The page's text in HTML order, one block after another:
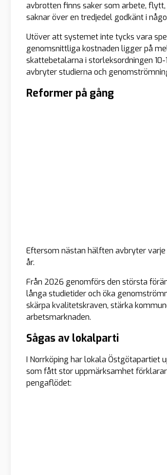
avbrotten finns saker som arbete, flytt,
saknar över en tredjedel godkänt i
Utöver att systemet inte tycks vara
genomsnittliga kostnaden ligger på
skattebetalarna i storleksordningen
avbryter studierna och
Reformer på gång
Eftersom nästan hälften avbryter
år.
Från 2026 genomförs den största
långa studietider och öka
skärpa kvalitetskraven, stärka
arbetsmarknaden.
Sågas av lokalparti
I Norrköping har lokala Östgötapartiet
som fått stor uppmärksamhet
pengaflödet: